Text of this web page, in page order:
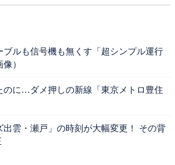
ブルも信号機も無くす「超シンプル運行
）
のに…ダメ押しの新線「東京メトロ豊住
雲・瀬戸」の時刻が大幅変更！ その背